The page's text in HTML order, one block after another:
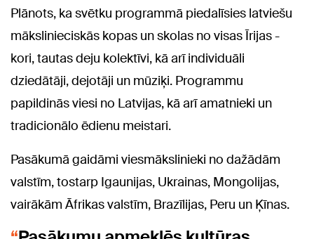
Plānots, ka svētku programmā piedalīsies latviešu
mākslinieciskās kopas un skolas no visas Īrijas -
kori, tautas deju kolektīvi, kā arī individuāli
dziedātāji, dejotāji un mūziķi. Programmu
papildinās viesi no Latvijas, kā arī amatnieki un
tradicionālo ēdienu meistari.
Pasākumā gaidāmi viesmākslinieki no dažādām
valstīm, tostarp Igaunijas, Ukrainas, Mongolijas,
vairākām Āfrikas valstīm, Brazīlijas, Peru un Ķīnas.